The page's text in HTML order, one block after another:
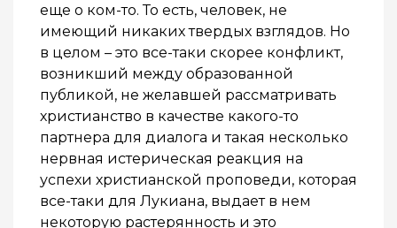
еще о ком-то. То есть, человек, не
имеющий никаких твердых взглядов. Но
в целом – это все-таки скорее конфликт,
возникший между образованной
публикой, не желавшей рассматривать
христианство в качестве какого-то
партнера для диалога и такая несколько
нервная истерическая реакция на
успехи христианской проповеди, которая
все-таки для Лукиана, выдает в нем
некоторую растерянность и это